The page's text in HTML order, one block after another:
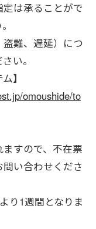
は承ることがで
盗難、遅延）につ
い。
】
omoushide/to
すので、不在票
い合わせくださ
り1週間となりま